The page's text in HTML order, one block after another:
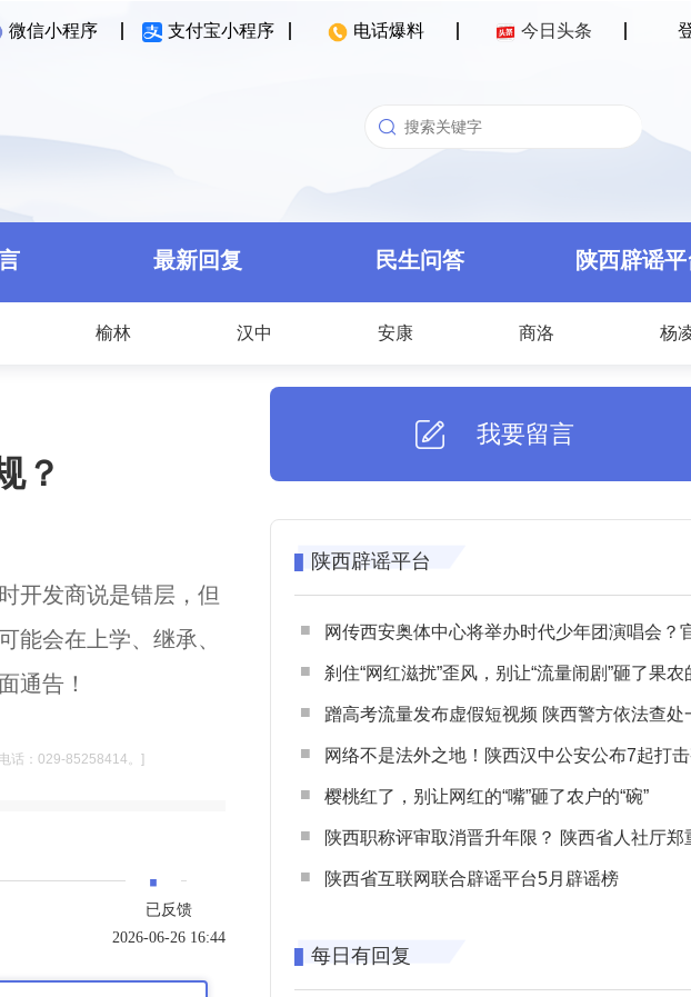
微信小程序 支付宝小程序 电话爆料 今日头条
最新回复 民生问答 陕西辟谣
榆林 汉中 安康 商洛 杨
？
开发商说是错层，但
能会在上学、继承、
通告！
话：029-85258414。]
·
已反馈
2026-06-26 16:44
我要留言
陕西辟谣平台
网传西安奥体中心将举办时代少年团演唱会？官方回应：纯
刹住“网红滋扰”歪风，别让“流量闹剧”砸了果农
蹭高考流量发布虚假短视频 陕西警方依法查处一起涉高考网络
网络不是法外之地！陕西汉中公安公布7起打击整治网谣网暴典型
樱桃红了，别让网红的“嘴”砸了农户的“碗”
陕西职称评审取消晋升年限？ 陕西省人社厅郑重声明 谨防职称评审不实言
陕西省互联网联合辟谣平台5月辟谣榜
每日有回复